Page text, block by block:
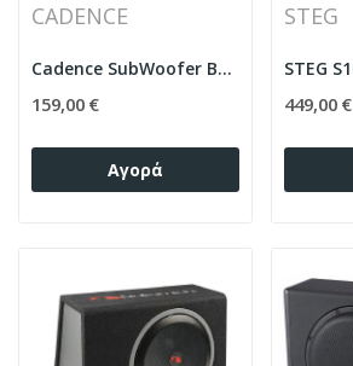
CADENCE
Cadence SubWoofer Box FXB12VPi 500 Watts
159,00 €
Αγορά
STEG
449,00 €